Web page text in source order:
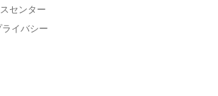
ル]を選択します。
択して、
Services Cloud の場合、Advisor (アドバ
センター
イバシー